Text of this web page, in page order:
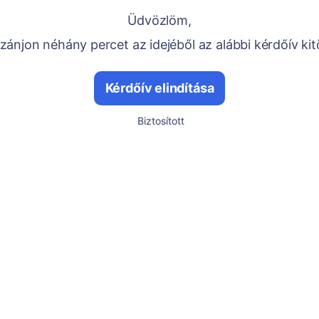
Üdvözlöm,
néhány percet az idejéből az alábbi kérdőív
Kérdőív elindítása
Biztosított